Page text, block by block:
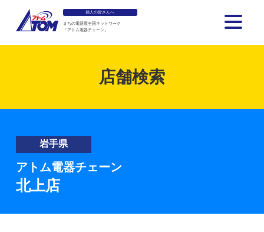
個人の皆さんへ
まちの電器屋全国ネットワーク
「アトム電器チェーン」
店舗検索
岩手県
アトム電器チェーン
北上店